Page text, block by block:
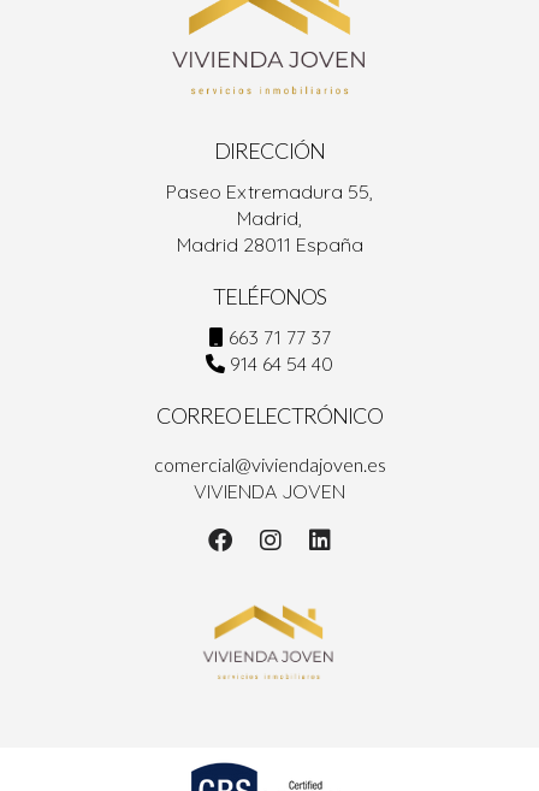
DIRECCIÓN
Paseo Extremadura 55,
Madrid,
Madrid 28011 España
TELÉFONOS
663 71 77 37
914 64 54 40
CORREO ELECTRÓNICO
comercial@viviendajoven.es
VIVIENDA JOVEN